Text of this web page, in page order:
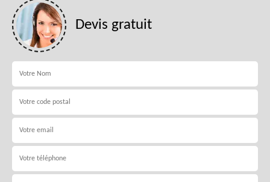
Devis gratuit